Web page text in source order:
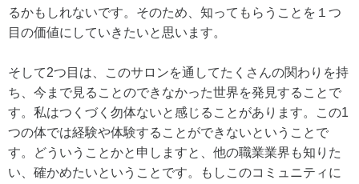
るかもしれないです。そのため、知ってもらうことを１つ
目の価値にしていきたいと思います。
そして2つ目は、このサロンを通してたくさんの関わりを持
ち、今まで見ることのできなかった世界を発見することで
す。私はつくづく勿体ないと感じることがあります。この1
つの体では経験や体験することができないということで
す。どういうことかと申しますと、他の職業業界も知りた
い、確かめたいということです。もしこのコミュニティに